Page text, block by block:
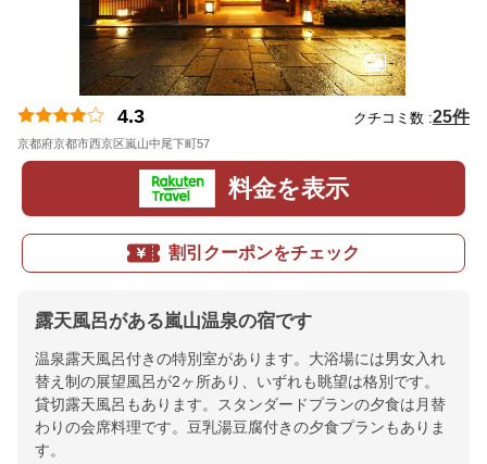
4.3 クチコミ数 :25件
京都府京都市西京区嵐山中尾下町57
料金を表示
割引クーポンをチェック
露天風呂がある嵐山温泉の宿です
温泉露天風呂付きの特別室があります。大浴場には男女入れ
替え制の展望風呂が2ヶ所あり、いずれも眺望は格別です。
貸切露天風呂もあります。スタンダードプランの夕食は月替
わりの会席料理です。豆乳湯豆腐付きの夕食プランもありま
す。